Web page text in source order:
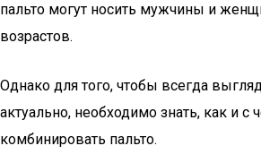
пальто могут носить мужчины и
возрастов.
Однако для того, чтобы всегда
актуально, необходимо знать, как и с
комбинировать пальто.